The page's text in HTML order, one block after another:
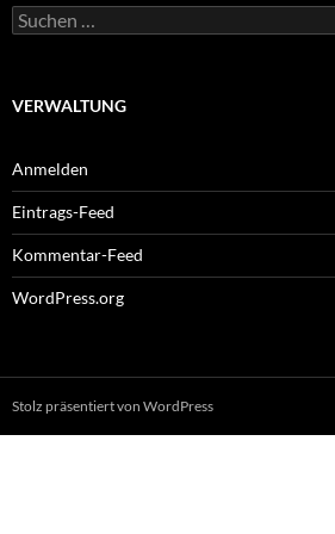
Suchen
nach:
VERWALTUNG
Anmelden
Eintrags-Feed
Kommentar-Feed
WordPress.org
Stolz präsentiert von WordPress